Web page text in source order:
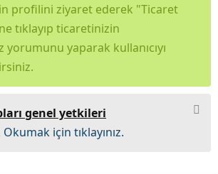
profilini ziyaret ederek "Ticaret
tıklayıp ticaretinizin
yaparak kullanıcıyı
genel yetkileri
Okumak için tıklayınız.